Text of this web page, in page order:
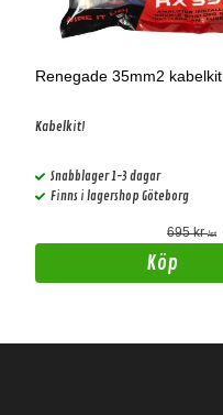
Renegade 35mm2 kabelkit
Kabelkit!
Snabblager 1-3 dagar
Finns i lagershop Göteborg
695 kr/st
Köp